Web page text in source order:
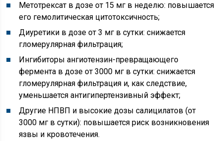
Метотрексат в дозе от 15 мг в неделю: повышается
его гемолитическая цитотоксичность;
Диуретики в дозе от 3 мг в сутки: снижается
гломерулярная фильтрация;
Ингибиторы ангиотензин-превращающего
фермента в дозе от 3000 мг в сутки: снижается
гломерулярная фильтрация и, как следствие,
уменьшается антигипертензивный эффект;
Другие НПВП и высокие дозы салицилатов (от
3000 мг в сутки): повышается риск возникновения
язвы и кровотечения.